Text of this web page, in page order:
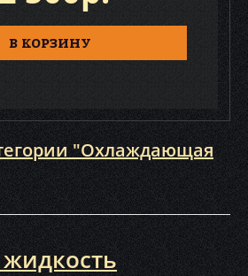
В КОРЗИНУ
"Охлаждающая